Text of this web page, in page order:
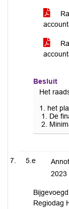
Besluit
Het
1. het
De
5.e
2023
Regiodag